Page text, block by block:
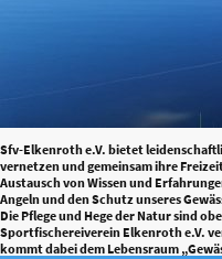
Sfv-Elkenroth e.V. bietet
vernetzen und gemeinsam ihre
Austausch von Wissen und
Angeln und den Schutz unseres
Die Pflege und Hege der Natur sind
Sportfischereiverein Elkenroth e.V.
kommt dabei dem Lebensraum